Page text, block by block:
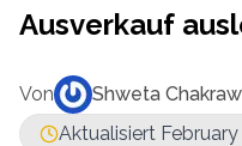
Ausverkauf
Von Shweta
Aktualisiert